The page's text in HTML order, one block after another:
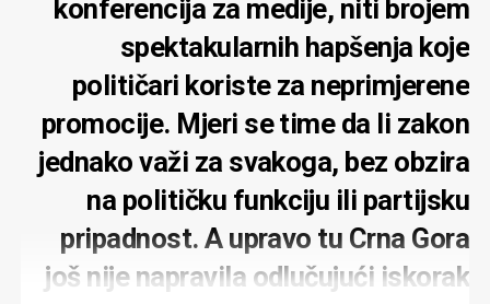
konferencija za medije, niti brojem
spektakularnih hapšenja koje
političari koriste za neprimjerene
promocije. Mjeri se time da li zakon
jednako važi za svakoga, bez obzira
na političku funkciju ili partijsku
pripadnost. A upravo tu Crna Gora
još nije napravila odlučujući iskorak